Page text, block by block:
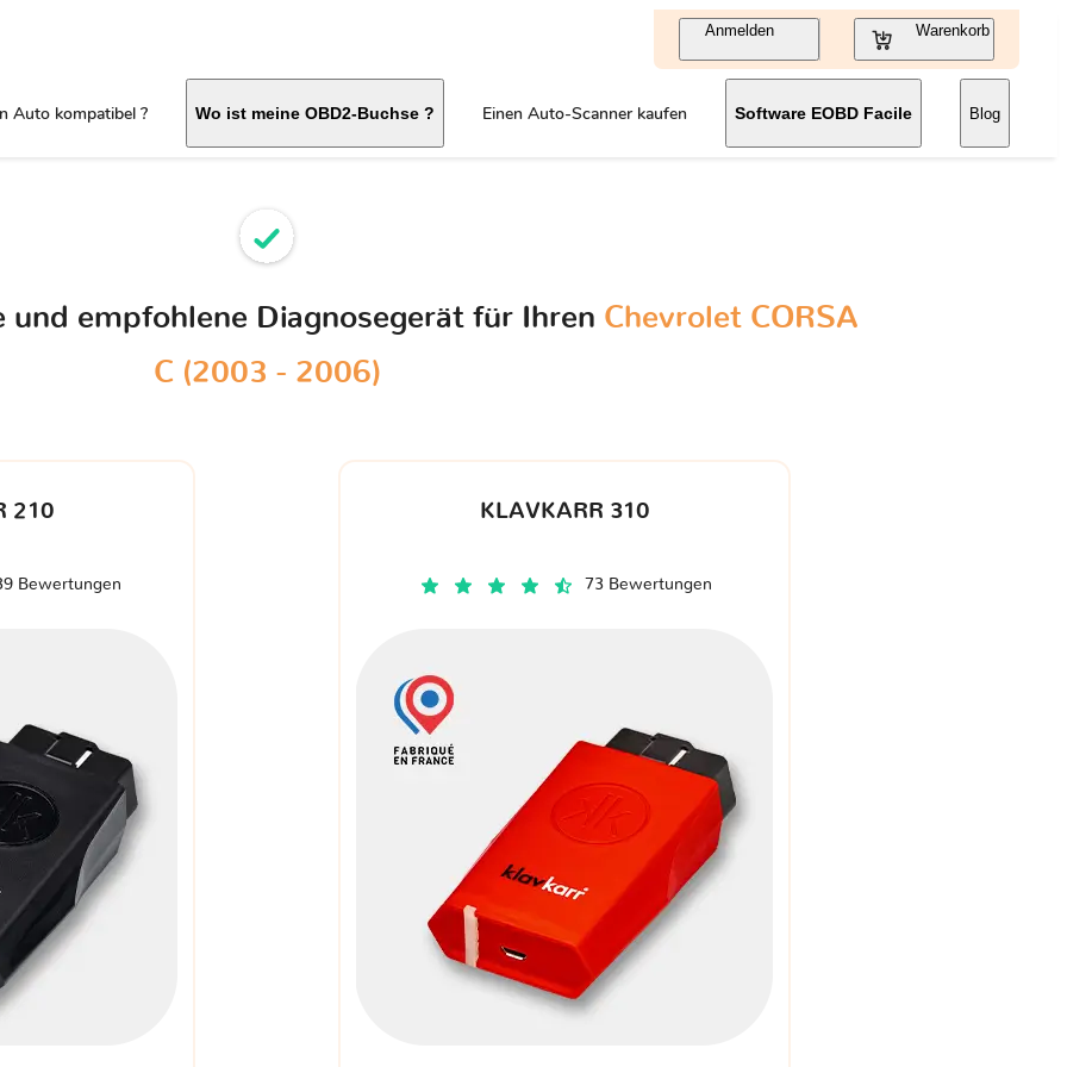
Anmelden Warenkorb
Auto kompatibel ? Wo ist meine OBD2-Buchse ? Einen Auto-Scanner kaufen Software EOBD Facile Blog
empfohlene Diagnosegerät für Ihren Chevrolet CORSA
C (2003 - 2006)
210
Bewertungen
KLAVKARR 310
73 Bewertungen